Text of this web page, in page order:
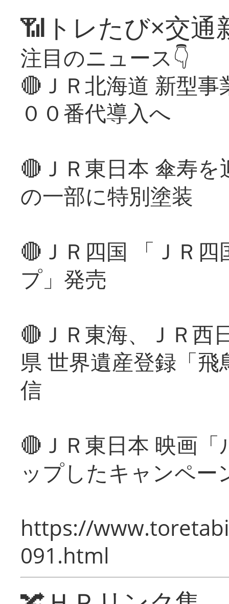
📶トレたび×交通
注目のニュース👇
🔴ＪＲ北海道 新型
００番代導入へ
🔴ＪＲ東日本 傘寿
の一部に特別塗装
🔴ＪＲ四国 「ＪＲ
プ」発売
🔴ＪＲ東海、ＪＲ西
県 世界遺産登録「
信
🔴ＪＲ東日本 映画
ップしたキャンペー
https://
091.html